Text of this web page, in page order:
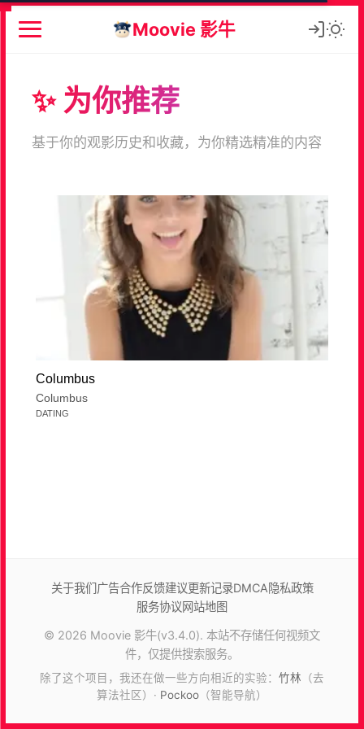
Moovie 影牛
✨ 为你推荐
基于你的观影历史和收藏，为你精选精准的内容
Columbus
Columbus
DATING
关于我们广告合作反馈建议更新记录DMCA隐私政策
服务协议网站地图
© 2026 Moovie 影牛(v3.4.0). 本站不存储任何视频文
件，仅提供搜索服务。
除了这个项目，我还在做一些方向相近的实验： 竹林 （去
算法社区）· Pockoo （智能导航）